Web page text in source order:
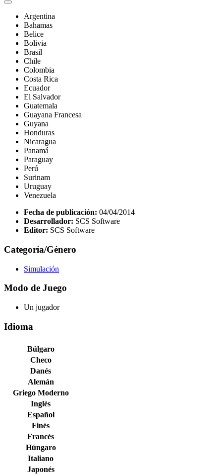
Argentina
Bahamas
Belice
Bolivia
Brasil
Chile
Colombia
Costa Rica
Ecuador
El Salvador
Guatemala
Guayana Francesa
Guyana
Honduras
Nicaragua
Panamá
Paraguay
Perú
Surinam
Uruguay
Venezuela
Fecha de publicación: 04/04/2014
Desarrollador: SCS Software
Editor: SCS Software
Categoría/Género
Simulación
Modo de Juego
Un jugador
Idioma
Búlgaro
Checo
Danés
Alemán
Griego Moderno
Inglés
Español
Finés
Francés
Húngaro
Italiano
Japonés